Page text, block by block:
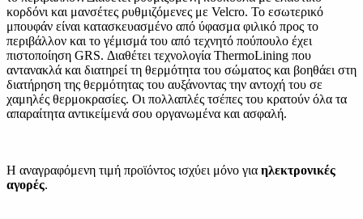
κορδόνι και μανσέτες ρυθμιζόμενες με Velcro. Το εσωτερικό
μπουφάν είναι κατασκευασμένο από ύφασμα φιλικό προς το
περιβάλλον και το γέμισμά του από τεχνητό πούπουλο έχει
πιστοποίηση GRS. Διαθέτει τεχνολογία ThermoLining που
αντανακλά και διατηρεί τη θερμότητα του σώματος και βοηθάει στη
διατήρηση της θερμότητας του αυξάνοντας την αντοχή του σε
χαμηλές θερμοκρασίες. Οι πολλαπλές τσέπες του κρατούν όλα τα
απαραίτητα αντικείμενά σου οργανωμένα και ασφαλή.
Η αναγραφόμενη τιμή προϊόντος ισχύει μόνο για ηλεκτρονικές
αγορές.